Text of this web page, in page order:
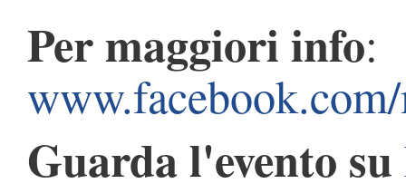
Per maggiori info:
Guarda l'evento su